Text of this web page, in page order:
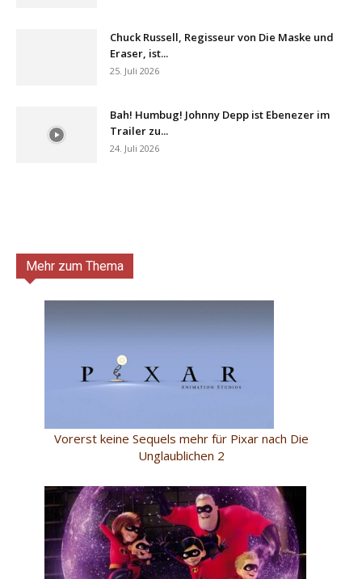
Chuck Russell, Regisseur von Die Maske und
Eraser, ist...
25. Juli 2026
Bah! Humbug! Johnny Depp ist Ebenezer im
Trailer zu...
24. Juli 2026
Mehr zum Thema
Vorerst keine Sequels mehr für Pixar nach Die
Unglaublichen 2